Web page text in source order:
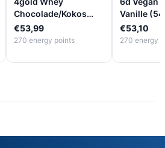
Chocolade/Kokos
(800g - 26 servings)
€53,99
270 energy points
Vanille
€53,10
270 energy